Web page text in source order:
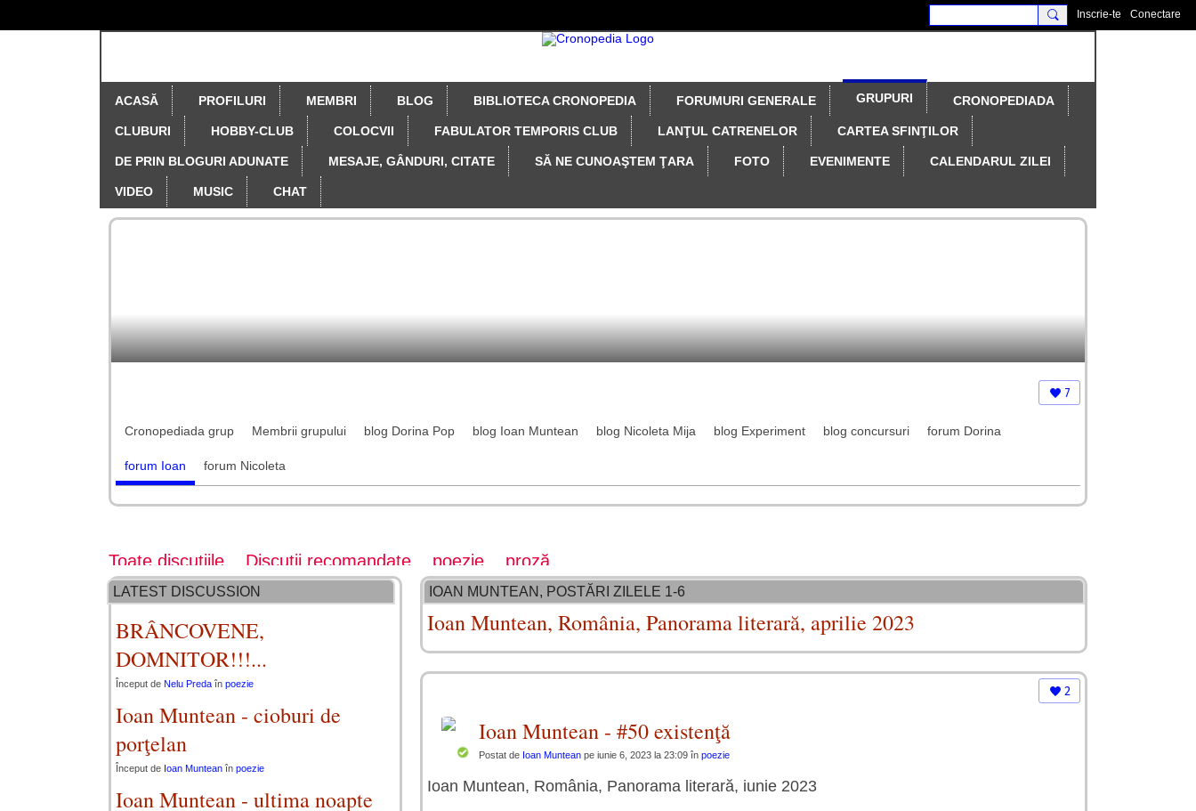
Inscrie-te Conectare
ACASĂ PROFILURI MEMBRI BLOG BIBLIOTECA CRONOPEDIA FORUMURI GENERALE GRUPURI CRONOPEDIADA
CLUBURI HOBBY-CLUB COLOCVII FABULATOR TEMPORIS CLUB LANŢUL CATRENELOR CARTEA SFINŢILOR
DE PRIN BLOGURI ADUNATE MESAJE, GÂNDURI, CITATE SĂ NE CUNOAŞTEM ŢARA FOTO EVENIMENTE CALENDARUL ZILEI
VIDEO MUSIC CHAT
7
Cronopediada grup Membrii grupului blog Dorina Pop blog Ioan Muntean blog Nicoleta Mija blog Experiment blog concursuri forum Dorina
forum Ioan forum Nicoleta
Toate discuțiile Discuții recomandate poezie proză
IOAN MUNTEAN, POSTĂRI ZILELE 1-6
Ioan Muntean, România, Panorama literară, aprilie 2023
2
Ioan Muntean - #50 existenţă
Postat de Ioan Muntean pe iunie 6, 2023 la 23:09 în poezie
Ioan Muntean, România, Panorama literară, iunie 2023
LATEST DISCUSSION
BRÂNCOVENE,
DOMNITOR!!!...
Început de Nelu Preda în poezie
Ioan Muntean - cioburi de
porţelan
Început de Ioan Muntean în poezie
Ioan Muntean - ultima noapte